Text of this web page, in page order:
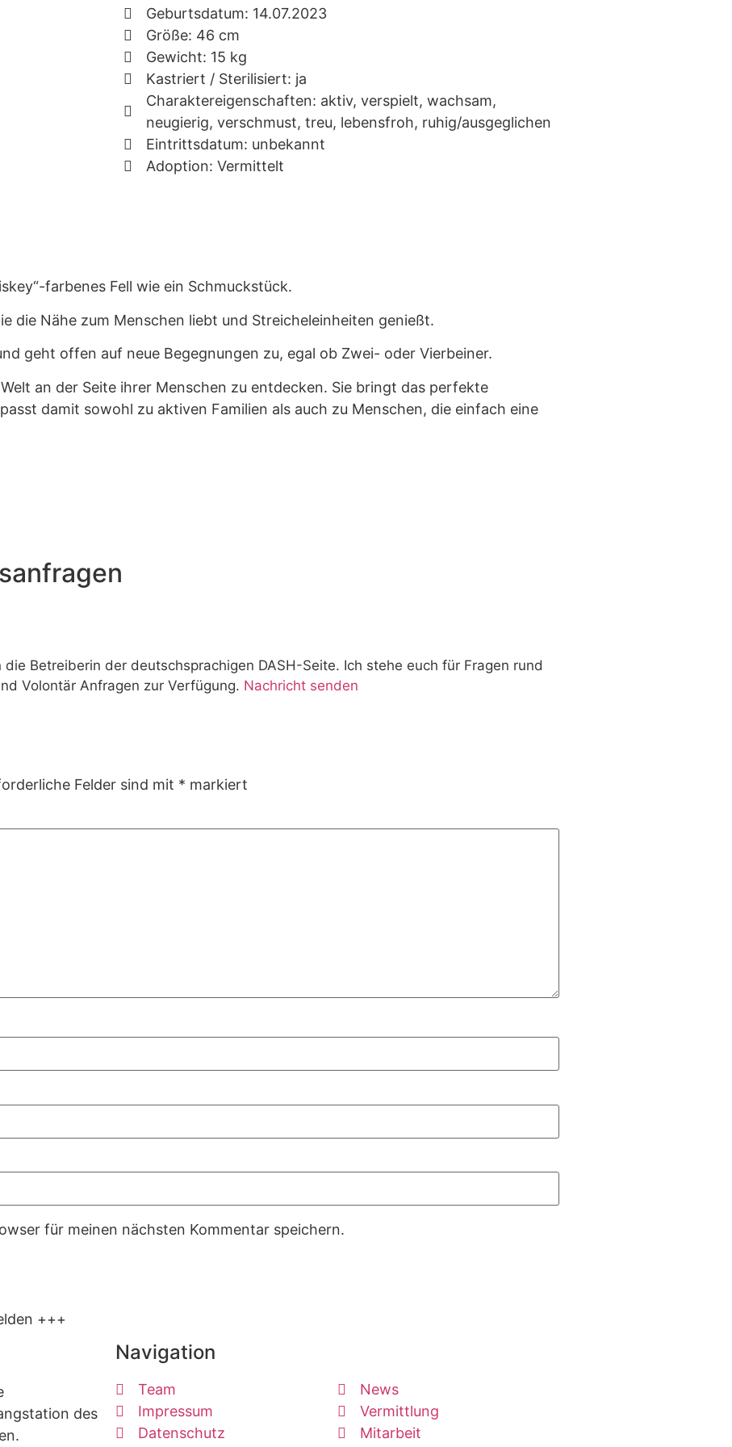
Geburtsdatum: 14.07.2023
Größe: 46 cm
Gewicht: 15 kg
Kastriert / Sterilisiert: ja
Charaktereigenschaften: aktiv, verspielt, wachsam,
neugierig, verschmust, treu, lebensfroh, ruhig/ausgeglichen
Eintrittsdatum: unbekannt
Adoption: Vermittelt
farbenes Fell wie ein Schmuckstück.
die Nähe zum Menschen liebt und Streicheleinheiten genießt.
geht offen auf neue Begegnungen zu, egal ob Zwei- oder Vierbeiner.
an der Seite ihrer Menschen zu entdecken. Sie bringt das perfekte
damit sowohl zu aktiven Familien als auch zu Menschen, die einfach eine
Betreiberin der deutschsprachigen DASH-Seite. Ich stehe euch für Fragen rund
Volontär Anfragen zur Verfügung. Nachricht senden
Felder sind mit * markiert
für meinen nächsten Kommentar speichern.
+++
des
Navigation
Team
Impressum
Datenschutz
News
Vermittlung
Mitarbeit